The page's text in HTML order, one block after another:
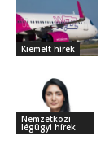
Kiemelt hírek
Nemzetközi
légügyi hírek